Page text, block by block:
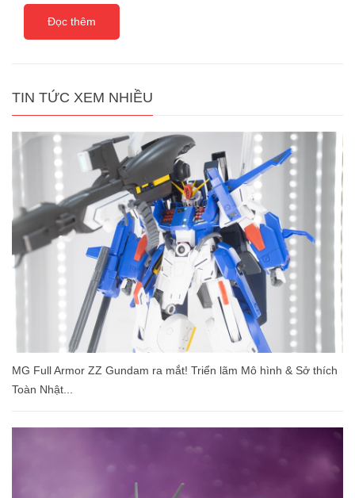
Đọc thêm
TIN TỨC XEM NHIỀU
MG Full Armor ΖΖ Gundam ra mắt! Triển lãm Mô hình & Sở thích
Toàn Nhật...